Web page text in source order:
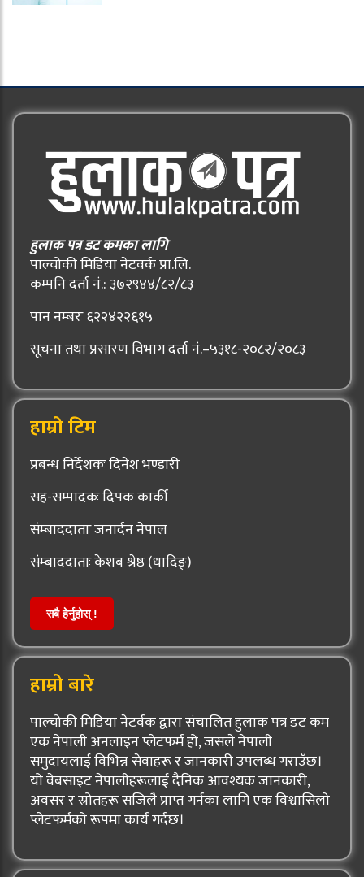
हुलाक पत्र डट कमका लागि
पाल्चोकी मिडिया नेटवर्क प्रा.लि.
कम्पनि दर्ता नं.: ३७२९४४/८२/८३
पान नम्बरः ६२२४२२६१५
सूचना तथा प्रसारण विभाग दर्ता नं.–५३१८-२०८२/२०८३
हाम्रो टिम
प्रबन्ध निर्देशकः दिनेश भण्डारी
सह-सम्पादकः दिपक कार्की
संम्बाददाताः जनार्दन नेपाल
संम्बाददाताः केशब श्रेष्ठ (धादिङ्)
सबै हेर्नुहोस् !
हाम्रो बारे
पाल्चोकी मिडिया नेटर्वक द्वारा संचालित हुलाक पत्र डट कम
एक नेपाली अनलाइन प्लेटफर्म हो, जसले नेपाली
समुदायलाई विभिन्न सेवाहरू र जानकारी उपलब्ध गराउँछ।
यो वेबसाइट नेपालीहरूलाई दैनिक आवश्यक जानकारी,
अवसर र स्रोतहरू सजिलै प्राप्त गर्नका लागि एक विश्वासिलो
प्लेटफर्मको रूपमा कार्य गर्दछ।